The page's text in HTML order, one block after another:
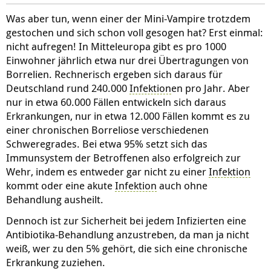
Was aber tun, wenn einer der Mini-Vampire trotzdem
gestochen und sich schon voll gesogen hat? Erst einmal:
nicht aufregen! In Mitteleuropa gibt es pro 1000
Einwohner jährlich etwa nur drei Übertragungen von
Borrelien. Rechnerisch ergeben sich daraus für
Deutschland rund 240.000Infektionen pro Jahr. Aber
nur in etwa 60.000 Fällen entwickeln sich daraus
Erkrankungen, nur in etwa 12.000 Fällen kommt es zu
einer chronischen Borreliose verschiedenen
Schweregrades. Bei etwa 95% setzt sich das
Immunsystem der Betroffenen also erfolgreich zur
Wehr, indem es entweder gar nicht zu einerInfektion
kommt oder eine akuteInfektion auch ohne
Behandlung ausheilt.
Dennoch ist zur Sicherheit bei jedem Infizierten eine
Antibiotika-Behandlung anzustreben, da man ja nicht
weiß, wer zu den 5% gehört, die sich eine chronische
Erkrankung zuziehen.